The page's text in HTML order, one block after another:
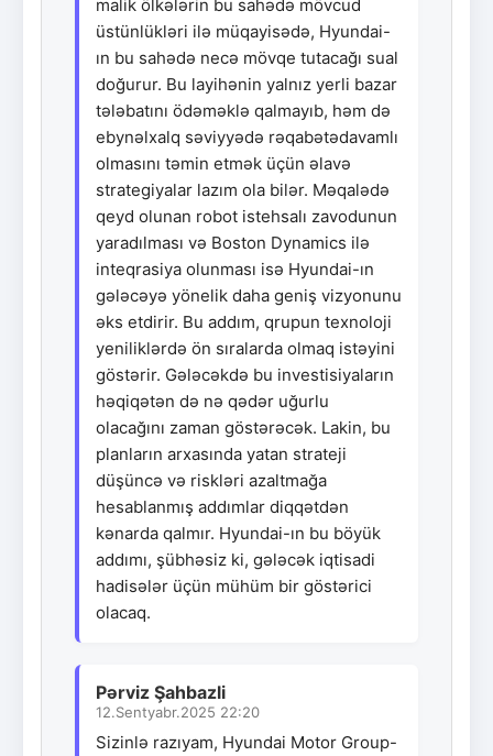
malik ölkələrin bu sahədə mövcud
üstünlükləri ilə müqayisədə, Hyundai-
ın bu sahədə necə mövqe tutacağı sual
doğurur. Bu layihənin yalnız yerli bazar
tələbatını ödəməklə qalmayıb, həm də
ebynəlxalq səviyyədə rəqabətədavamlı
olmasını təmin etmək üçün əlavə
strategiyalar lazım ola bilər. Məqalədə
qeyd olunan robot istehsalı zavodunun
yaradılması və Boston Dynamics ilə
inteqrasiya olunması isə Hyundai-ın
gələcəyə yönelik daha geniş vizyonunu
əks etdirir. Bu addım, qrupun texnoloji
yeniliklərdə ön sıralarda olmaq istəyini
göstərir. Gələcəkdə bu investisiyaların
həqiqətən də nə qədər uğurlu
olacağını zaman göstərəcək. Lakin, bu
planların arxasında yatan strateji
düşüncə və riskləri azaltmağa
hesablanmış addımlar diqqətdən
kənarda qalmır. Hyundai-ın bu böyük
addımı, şübhəsiz ki, gələcək iqtisadi
hadisələr üçün mühüm bir göstərici
olacaq.
Pərviz Şahbazli
12.Sentyabr.2025 22:20
Sizinlə razıyam, Hyundai Motor Group-